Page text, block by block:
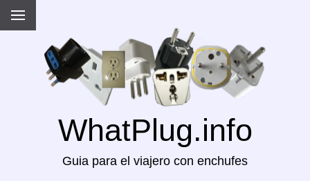
WhatPlug.info
Guia para el viajero con enchufes